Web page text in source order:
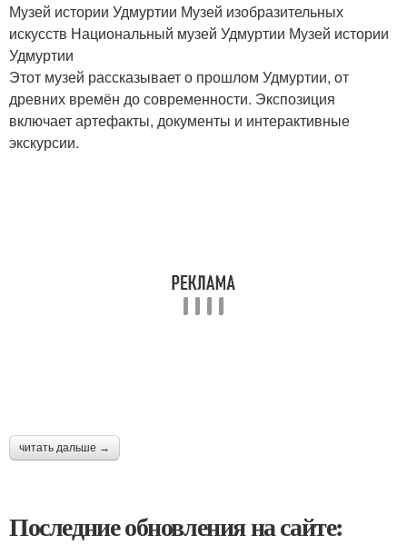
Музей истории Удмуртии Музей изобразительных
искусств Национальный музей Удмуртии Музей истории
Удмуртии
Этот музей рассказывает о прошлом Удмуртии, от
древних времён до современности. Экспозиция
включает артефакты, документы и интерактивные
экскурсии.
читать дальше →
Последние обновления на сайте: